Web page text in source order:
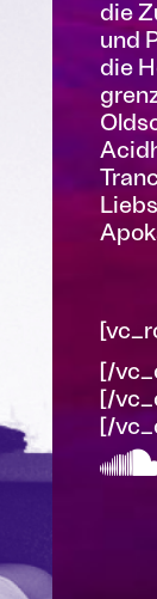
die
und
die
[/
[/
[/